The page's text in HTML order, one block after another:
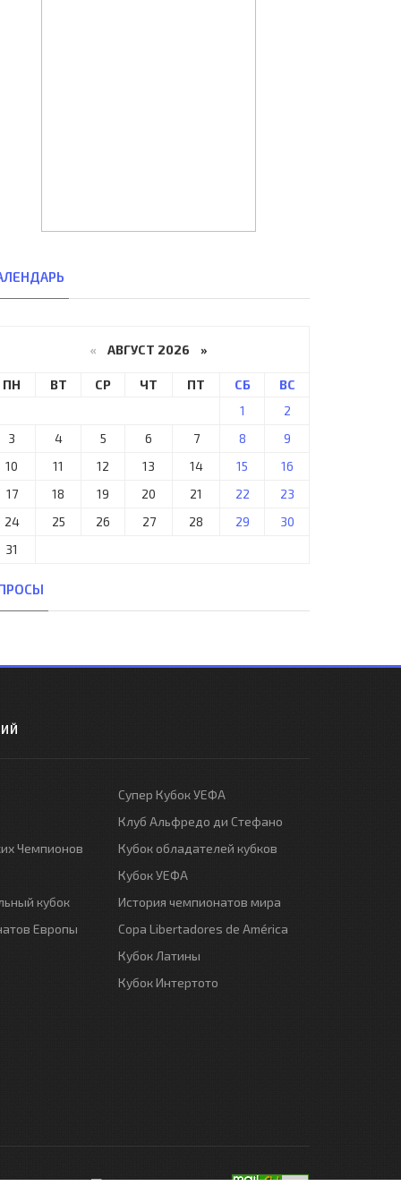
« АВГУСТ 2026 »
ПН ВТ СР ЧТ ПТ СБ
ВС
1
2
3
4 5 6 7 8
9
10
11 12 13 14 15
16
17
18 19 20 21 22
23
24
25 26 27 28 29
30
31
Чемпионов
кубок
Европы
Супер Кубок УЕФА
Клуб Альфредо ди Стефано
Кубок обладателей кубков
Кубок УЕФА
История чемпионатов мира
Copa Libertadores de América
Кубок Латины
Кубок Интертото